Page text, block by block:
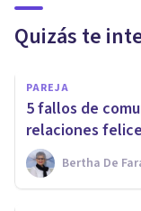
Quizás te
PAREJA
5 fallos de
relaciones
Bertha De